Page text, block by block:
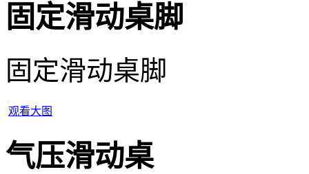
固定滑动桌脚
固定滑动桌脚
观看大图
气压滑动桌